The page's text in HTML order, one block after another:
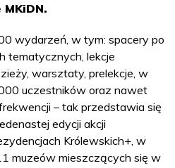
wydarzeń, w tym: spacery po
tematycznych, lekcje
warsztaty, prelekcje, w
uczestników oraz nawet
– tak przedstawia się
edycji akcji
Królewskich+, w
muzeów mieszczących się w